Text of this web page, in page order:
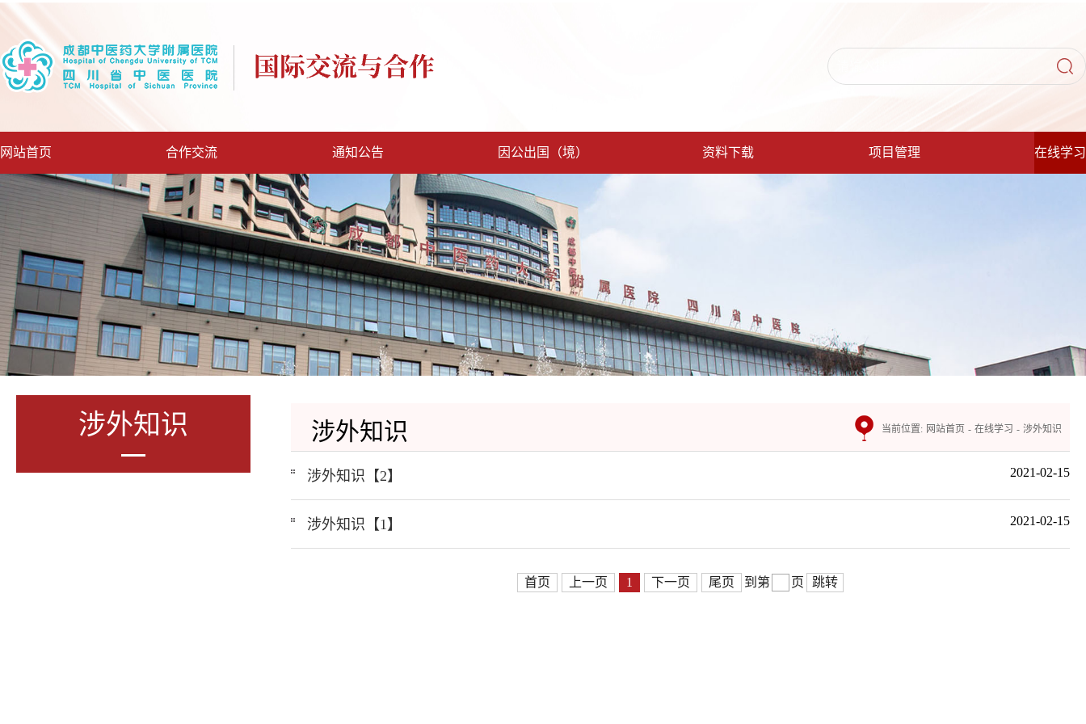
网站首页 合作交流 通知公告 因公出国（境） 资料下载 项目管理 在线学习
涉外知识 当前位置: 网站首页 - 在线学习 - 涉外知识
涉外知识
涉外知识【2】 2021-02-15
涉外知识【1】 2021-02-15
首页 上一页 1 下一页 尾页 到第 页 跳转